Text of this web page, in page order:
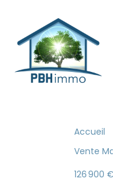
Accueil
Vente
126 900 €